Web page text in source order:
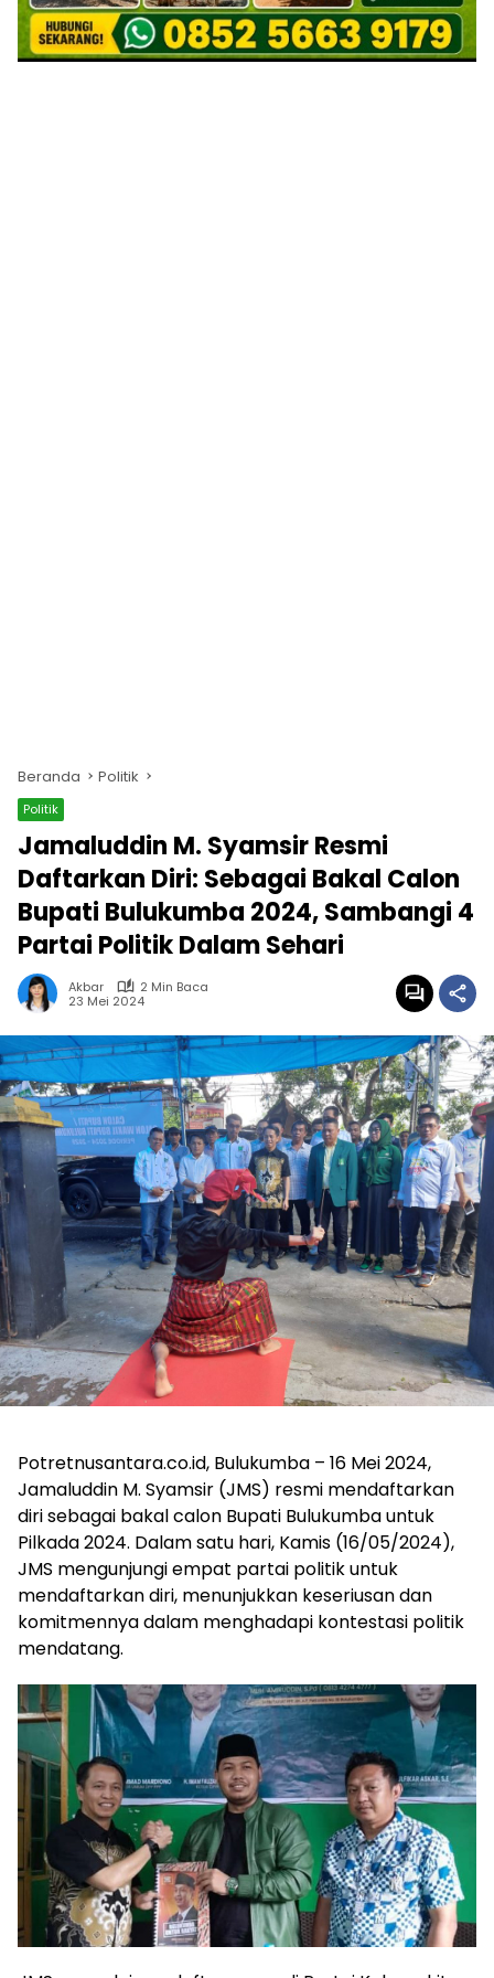
Beranda Politik
Politik
Jamaluddin M. Syamsir Resmi
Daftarkan Diri: Sebagai Bakal Calon
Bupati Bulukumba 2024, Sambangi 4
Partai Politik Dalam Sehari
Akbar
2 Min Baca
23 Mei 2024
Potretnusantara.co.id, Bulukumba – 16 Mei 2024,
Jamaluddin M. Syamsir (JMS) resmi mendaftarkan
diri sebagai bakal calon Bupati Bulukumba untuk
Pilkada 2024. Dalam satu hari, Kamis (16/05/2024),
JMS mengunjungi empat partai politik untuk
mendaftarkan diri, menunjukkan keseriusan dan
komitmennya dalam menghadapi kontestasi politik
mendatang.